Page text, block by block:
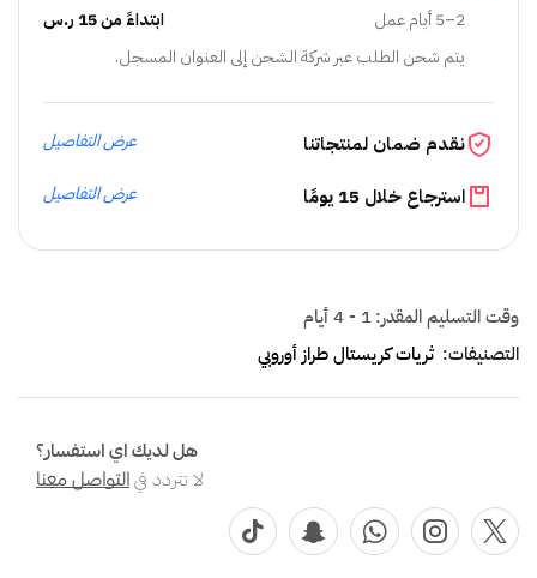
2–5 أيام عمل
ابتداءً من 15 ر.س
يتم شحن الطلب عبر شركة الشحن إلى العنوان المسجل.
نقدم ضمان لمنتجاتنا عرض التفاصيل
استرجاع خلال 15 يومًا عرض التفاصيل
وقت التسليم المقدر:1 - 4 أيام
التصنيفات: ثريات كريستال طراز أوروبي
هل لديك اي استفسار؟
لا تتردد فيالتواصل معنا